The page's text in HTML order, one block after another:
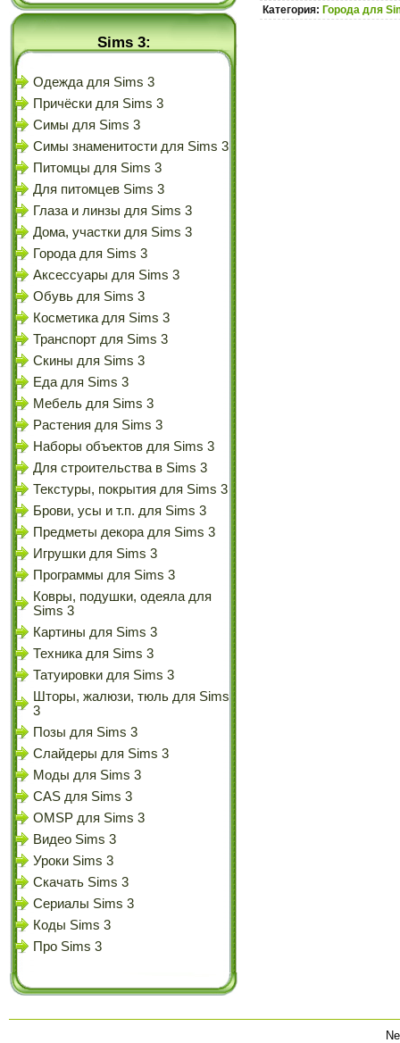
Sims 3:
Одежда для Sims 3
Причёски для Sims 3
Симы для Sims 3
Симы знаменитости для Sims 3
Питомцы для Sims 3
Для питомцев Sims 3
Глаза и линзы для Sims 3
Дома, участки для Sims 3
Города для Sims 3
Аксессуары для Sims 3
Обувь для Sims 3
Косметика для Sims 3
Транспорт для Sims 3
Скины для Sims 3
Еда для Sims 3
Мебель для Sims 3
Растения для Sims 3
Наборы объектов для Sims 3
Для строительства в Sims 3
Текстуры, покрытия для Sims 3
Брови, усы и т.п. для Sims 3
Предметы декора для Sims 3
Игрушки для Sims 3
Программы для Sims 3
Ковры, подушки, одеяла для
Sims 3
Картины для Sims 3
Техника для Sims 3
Татуировки для Sims 3
Шторы, жалюзи, тюль для Sims
3
Позы для Sims 3
Слайдеры для Sims 3
Моды для Sims 3
CAS для Sims 3
OMSP для Sims 3
Видео Sims 3
Уроки Sims 3
Скачать Sims 3
Сериалы Sims 3
Коды Sims 3
Про Sims 3
Категория: Города для